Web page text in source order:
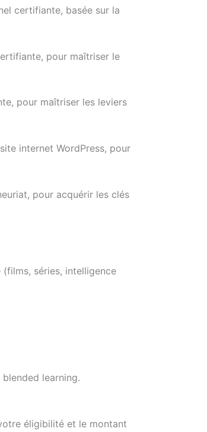
certifiante, basée sur la
pour maîtriser le
pour maîtriser les leviers
internet WordPress, pour
pour acquérir les clés
séries, intelligence
learning.
éligibilité et le montant